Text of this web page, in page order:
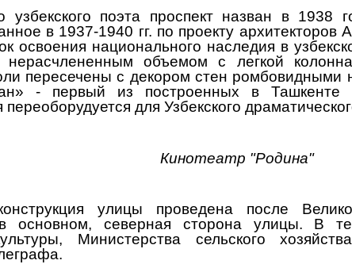
узбекского поэта проспект назван в 1938
в 1937-1940 гг. по проекту
освоения национального наследия в
объемом с легкой
пересечены с декором стен ромбовидными
- первый из построенных в Ташкенте
для Узбекского
Кинотеатр "Родина"
улицы проведена после
в основном, северная сторона улицы. В
Министерства сельского